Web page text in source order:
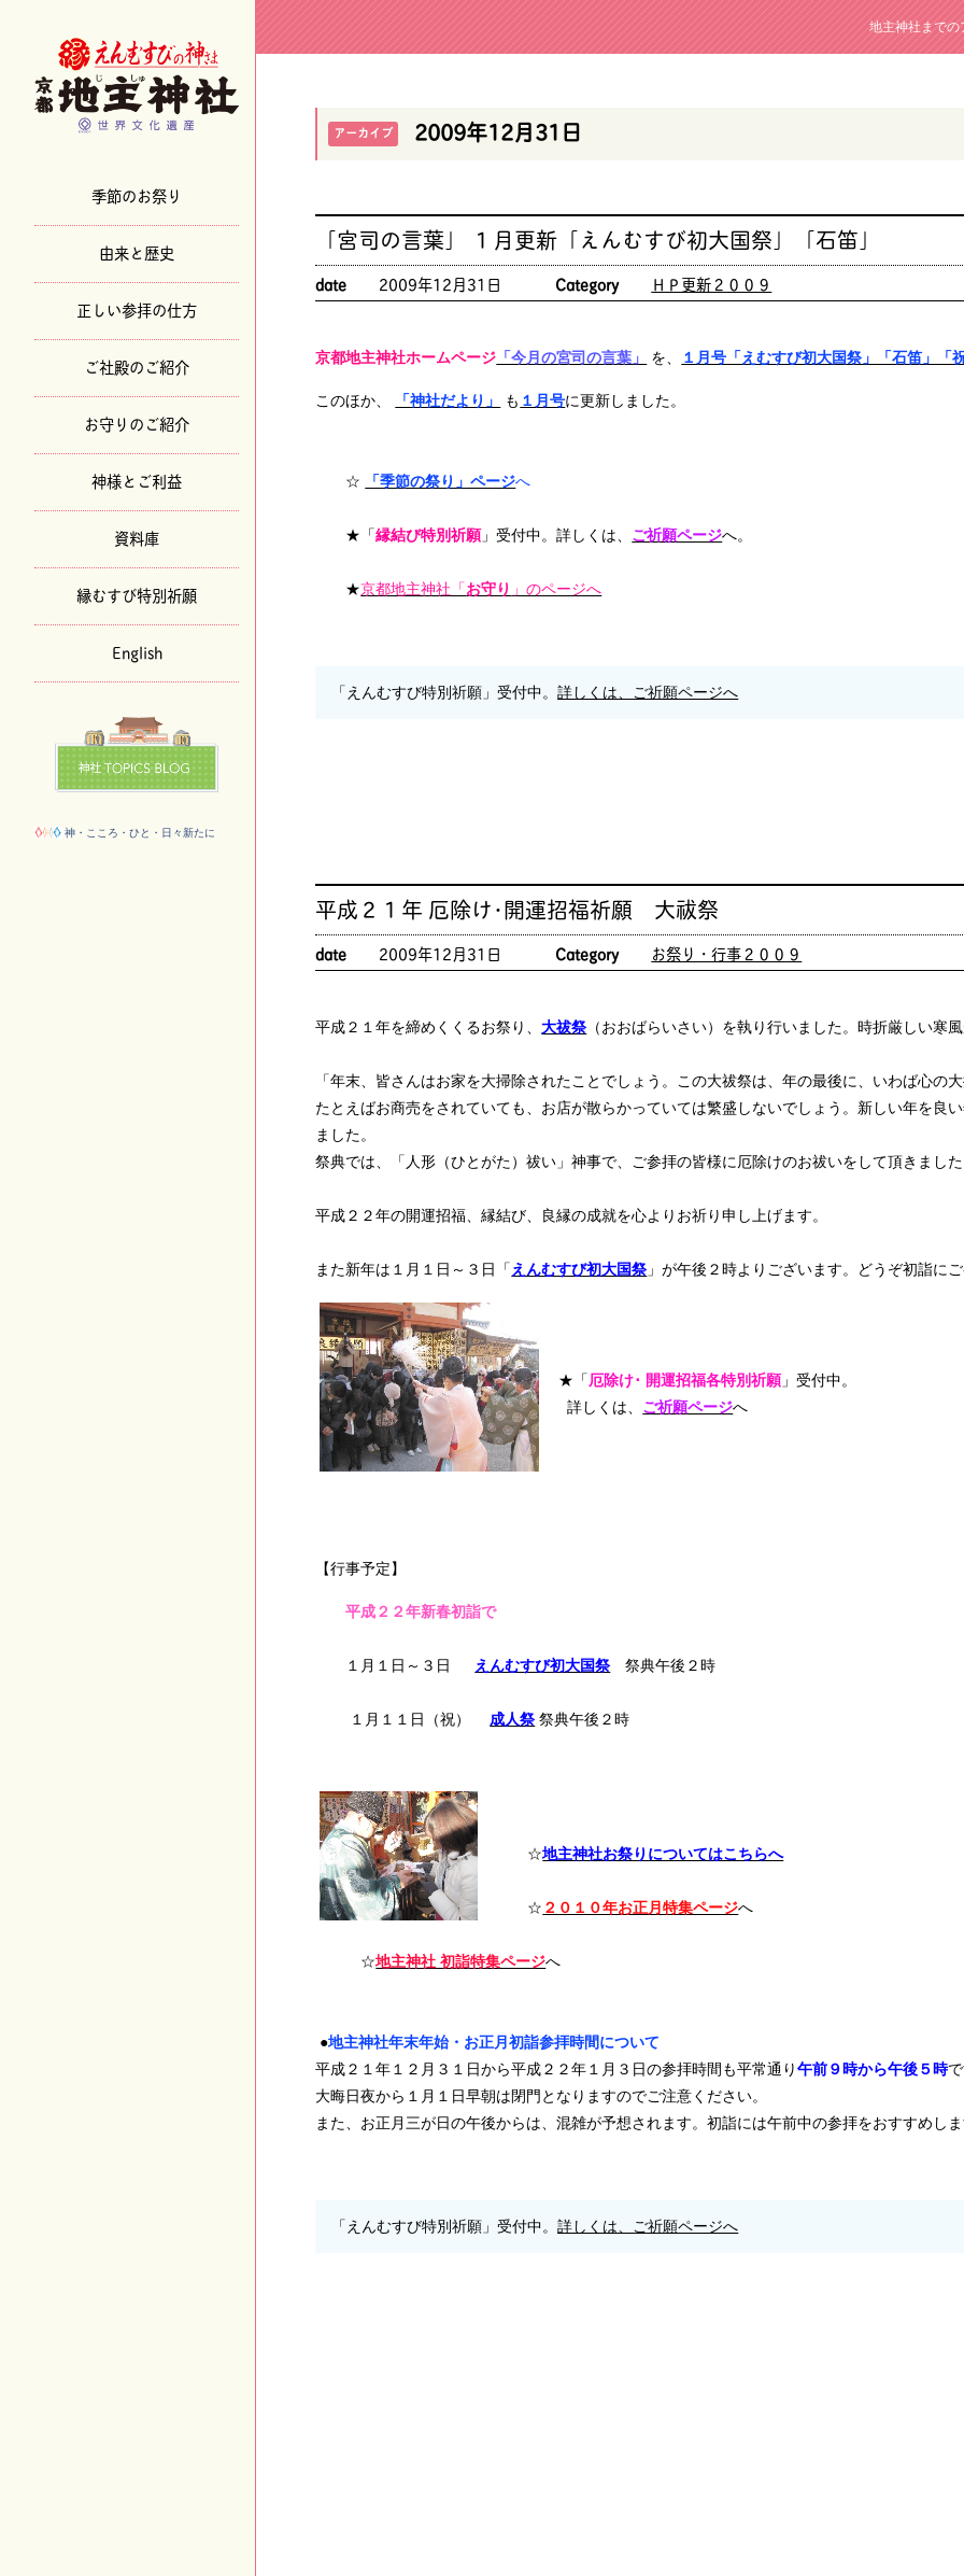
季節のお祭り
由来と歴史
正しい参拝の仕方
ご社殿のご紹介
お守りのご紹介
神様とご利益
資料庫
縁むすび特別祈願
English
神・こころ・ひと・日々新たに
地主神社までの
アーカイブ 2009年12月31日
「宮司の言葉」 １月更新「えんむすび初大国祭」「石笛」
date 2009年12月31日 Category ＨＰ更新２００９
京都地主神社ホームページ 「今月の宮司の言葉」 を、 １月号「えむすび初大国祭」「石笛」「
このほか、 「神社だより」 も １月号に更新しました。
☆ 「季節の祭り」ページへ
★「縁結び特別祈願」受付中。詳しくは、 ご祈願ページへ。
★京都地主神社「お守り 」のページへ
「えんむすび特別祈願」受付中。詳しくは、ご祈願ページへ
平成２１年 厄除け･開運招福祈願 大祓祭
date 2009年12月31日 Category お祭り・行事２００９
平成２１年を締めくくるお祭り、大祓祭（おおばらいさい）を執り行いました。時折厳しい寒
「年末、皆さんはお家を大掃除されたことでしょう。この大祓祭は、年の最後に、いわば心の
たとえばお商売をされていても、お店が散らかっていては繁盛しないでしょう。新しい年を
ました。
祭典では、「人形（ひとがた）祓い」神事で、ご参拝の皆様に厄除けのお祓いをして頂きました
平成２２年の開運招福、縁結び、良縁の成就を心よりお祈り申し上げます。
また新年は１月１日～３日「 えんむすび初大国祭」が午後２時よりございます。どうぞ初詣にご
★「厄除け･ 開運招福各特別祈願」受付中。
詳しくは、 ご祈願ページへ
【行事
平成２２年新春初詣で
１月１日～３日 えんむすび初大国祭祭典午後２時
１月１１日（祝） 成人祭祭典午後２時
☆地主神社お祭りについてはこちらへ
☆ ２０１０年お正月特集ページへ
☆地主神社 初詣特集ページへ
●地主神社年末年始・お正月初詣参拝時間について
平成２１年１２月３１日から平成２２年１月３日の参拝時間も平常通り午前９時から午後５時で
大晦日夜から１月１日早朝は閉門となりますのでご注意ください。
また、お正月三が日の午後からは、混雑が予想されます。初詣には午前中の参拝をおすすめしま
「えんむすび特別祈願」受付中。詳しくは、ご祈願ページへ